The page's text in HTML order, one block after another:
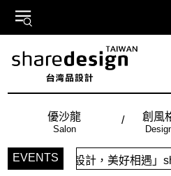
優沙龍
Salon
創風
EVENTS
設計，美好相遇」sharedesign